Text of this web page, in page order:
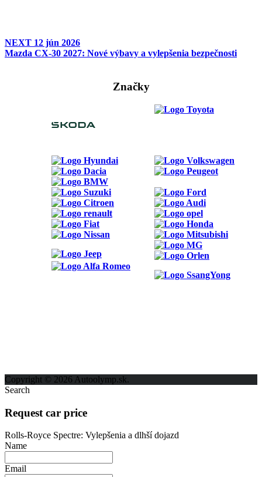
NEXT 12 jún 2026
Mazda CX-30 2027: Nové výbavy a vylepšenia bezpečnosti
Značky
Copyright © 2026 Autoolymp.sk.
Search
Request car price
Rolls-Royce Spectre: Vylepšenia a dlhší dojazd
Name
Email